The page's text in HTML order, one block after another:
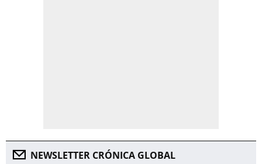
NEWSLETTER CRÓNICA GLOBAL